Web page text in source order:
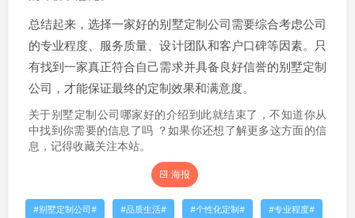
总结起来，选择一家好的别墅定制公司需要综合考虑公司
的专业程度、服务质量、设计团队和客户口碑等因素。只
有找到一家真正符合自己需求并具备良好信誉的别墅定制
公司，才能保证最终的定制效果和满意度。
关于别墅定制公司哪家好的介绍到此就结束了，不知道你从
中找到你需要的信息了吗 ？如果你还想了解更多这方面的信
息，记得收藏关注本站。
海报
别墅定制公司 品质生活 个性化定制 专业程度